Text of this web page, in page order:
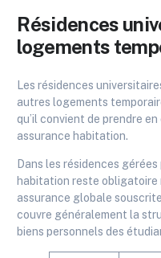
Résidences
logements
Les résidences
autres logements
qu’il convient de prendre
assurance habitation.
Dans les résidences gérées
habitation reste obligatoire
assurance globale
couvre généralement la
biens personnels des